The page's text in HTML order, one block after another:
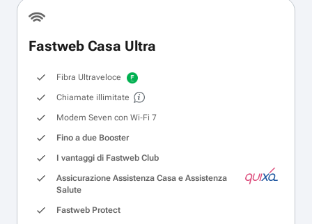
Fastweb Casa Ultra
Fibra Ultraveloce
Chiamate illimitate
Modem Seven con Wi‑Fi 7
Fino a due Booster
I vantaggi di Fastweb Club
Assicurazione Assistenza Casa e Assistenza
Salute
Fastweb Protect